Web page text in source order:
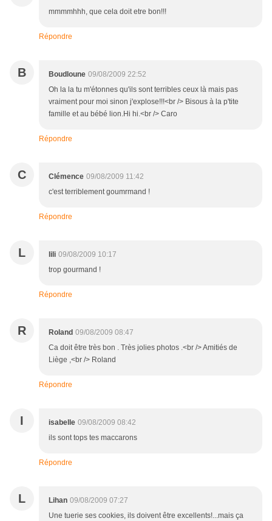
mmmmhhh, que cela doit etre bon!!!
Répondre
B Boudloune 09/08/2009 22:52
Oh la la tu m'étonnes qu'ils sont terribles ceux là mais pas
vraiment pour moi sinon j'explose!!!<br /> Bisous à la p'tite
famille et au bébé lion.Hi hi.<br /> Caro
Répondre
C Clémence 09/08/2009 11:42
c'est terriblement goumrmand !
Répondre
L lili 09/08/2009 10:17
trop gourmand !
Répondre
R Roland 09/08/2009 08:47
Ca doit être très bon . Très jolies photos .<br /> Amitiés de
Liège ,<br /> Roland
Répondre
I isabelle 09/08/2009 08:42
ils sont tops tes maccarons
Répondre
L Lihan 09/08/2009 07:27
Une tuerie ses cookies, ils doivent être excellents!...mais ça